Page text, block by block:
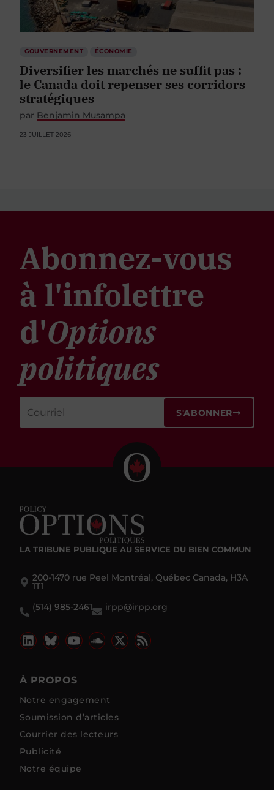
GOUVERNEMENT ÉCONOMIE
Diversifier les marchés ne suffit pas :
le Canada doit repenser ses corridors
stratégiques
par Benjamin Musampa
23 JUILLET 2026
Abonnez-vous
à l'infolettre
d'Options
politiques
S'ABONNER
LA TRIBUNE PUBLIQUE AU SERVICE DU BIEN COMMUN
200-1470 rue Peel Montréal, Québec Canada, H3A
1T1
(514) 985-2461
irpp@irpp.org
À PROPOS
Notre engagement
Soumission d’articles
Courrier des lecteurs
Publicité
Notre équipe